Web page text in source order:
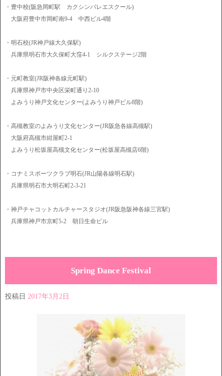
・豊中校(阪急岡町駅 カクシンバレエスクール)
大阪府豊中市岡町南9-4 中西ビル4階
・明石校(JR神戸線大久保駅)
兵庫県明石市大久保町大窪4-1 シルクステージ2階
・元町教室(JR阪神各線元町駅)
兵庫県神戸市中央区栄町通り2-10
よみうり神戸文化センター(よみうり神戸ビル8階)
・高槻教室のよみうり文化センター(JR阪急各線高槻駅)
大阪府高槻市紺屋町2-1
よみうり松坂屋高槻文化センター(松坂屋高槻店6階)
・コナミスポーツクラブ明石(JR山陽各線明石駅)
兵庫県明石市大明石町2-3-21
・神戸チャコットカルチャースタジオ(JR阪急阪神各線三宮駅)
兵庫県神戸市京町5-2 朝日生命ビル
Spring Dance Festival
投稿日 2017年3月2日